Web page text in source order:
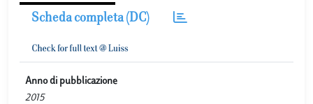
Scheda completa (DC)
Anno di pubblicazione
2015